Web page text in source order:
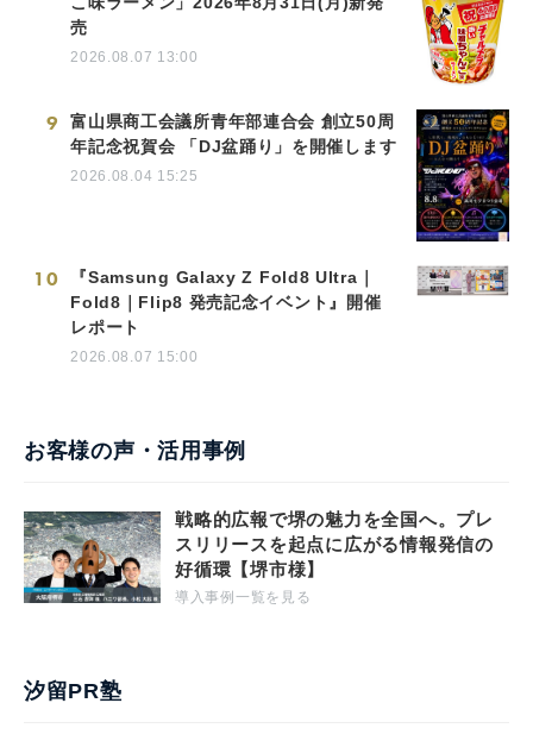
売
2026.08.07 13:00
9
富山県商工会議所青年部連合会 創立50周
年記念祝賀会 「DJ盆踊り」を開催します
2026.08.04 15:25
10
『Samsung Galaxy Z Fold8 Ultra｜
Fold8｜Flip8 発売記念イベント』開催
レポート
2026.08.07 15:00
お客様の声・活用事例
戦略的広報で堺の魅力を全国へ。プレ
スリリースを起点に広がる情報発信の
好循環【堺市様】
導入事例一覧を見る
汐留PR塾